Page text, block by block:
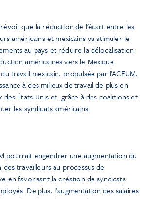
que la réduction de l’écart entre les
américains et mexicains va stimuler le
au pays et réduire la délocalisation
américaines vers le Mexique.
travail mexicain, propulsée par l’ACEUM,
à des milieux de travail de plus en
des États-Unis et, grâce à des coalitions et
les syndicats américains.
pourrait engendrer une augmentation du
travailleurs au processus de
en favorisant la création de syndicats
De plus, l’augmentation des salaires